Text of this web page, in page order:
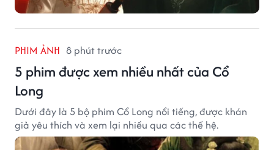
PHIM ẢNH 8 phút trước
5 phim được xem nhiều nhất của Cổ
Long
Dưới đây là 5 bộ phim Cổ Long nổi tiếng, được khán
giả yêu thích và xem lại nhiều qua các thế hệ.